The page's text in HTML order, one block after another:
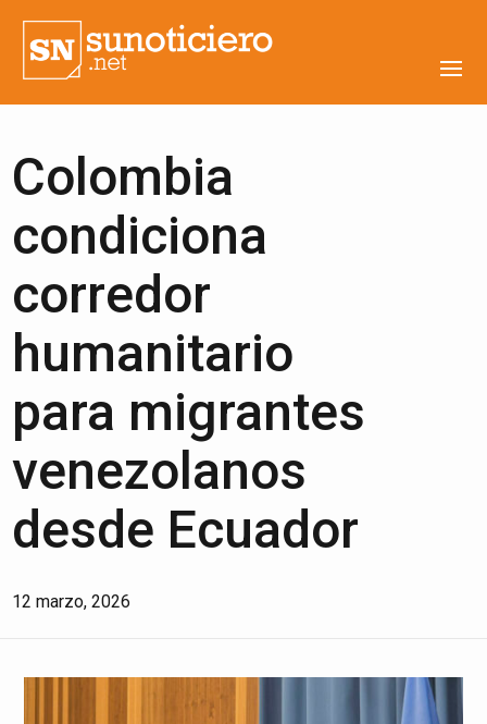
Colombia
condiciona
corredor
humanitario
para migrantes
venezolanos
desde Ecuador
12 marzo, 2026